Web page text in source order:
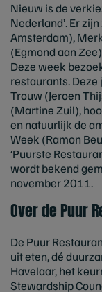
Nieuw is de
Nederland’. Er
Amsterdam),
(Egmond aan
Deze week
restaurants.
Trouw (Jeroen
(Martine Zuil),
en natuurlijk de
Week (Ramon
‘Puurste
wordt bekend
november 2011.
Over de Puur
De Puur
uit eten, dé
Havelaar, het
Stewardship